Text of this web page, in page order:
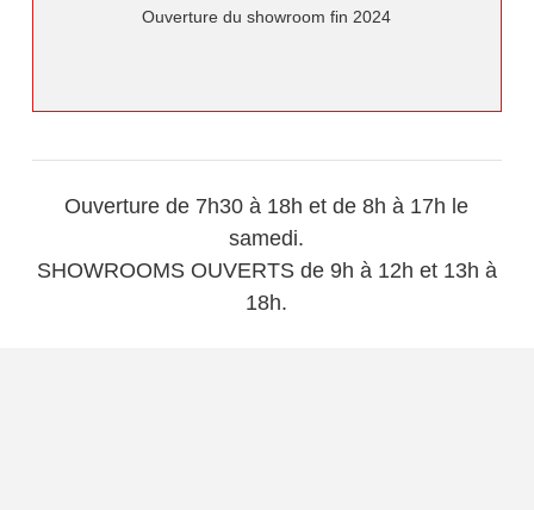
Ouverture du showroom fin 2024
Ouverture de 7h30 à 18h et de 8h à 17h le
samedi.
SHOWROOMS OUVERTS de 9h à 12h et 13h à
18h.